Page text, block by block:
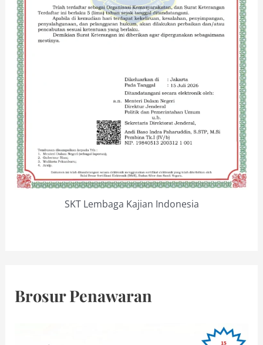
SKT Lembaga Kajian Indonesia
Brosur Penawaran